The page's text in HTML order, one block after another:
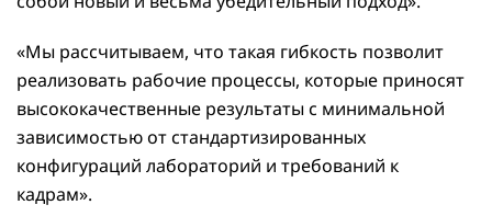
«Мы рассчитываем, что такая гибкость позволит
реализовать рабочие процессы, которые приносят
высококачественные результаты с минимальной
зависимостью от стандартизированных
конфигураций лабораторий и требований к
кадрам».